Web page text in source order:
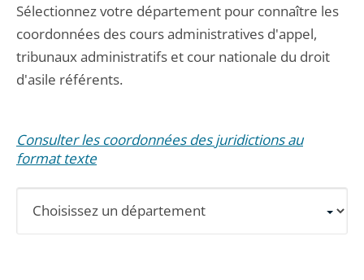
Sélectionnez votre département pour connaître les
coordonnées des cours administratives d'appel,
tribunaux administratifs et cour nationale du droit
d'asile référents.
Consulter les coordonnées des juridictions au
format texte